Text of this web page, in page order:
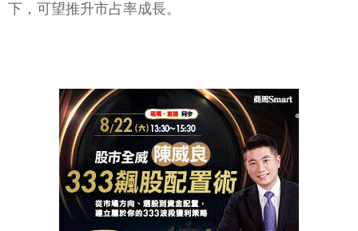
下，可望推升市占率成長。